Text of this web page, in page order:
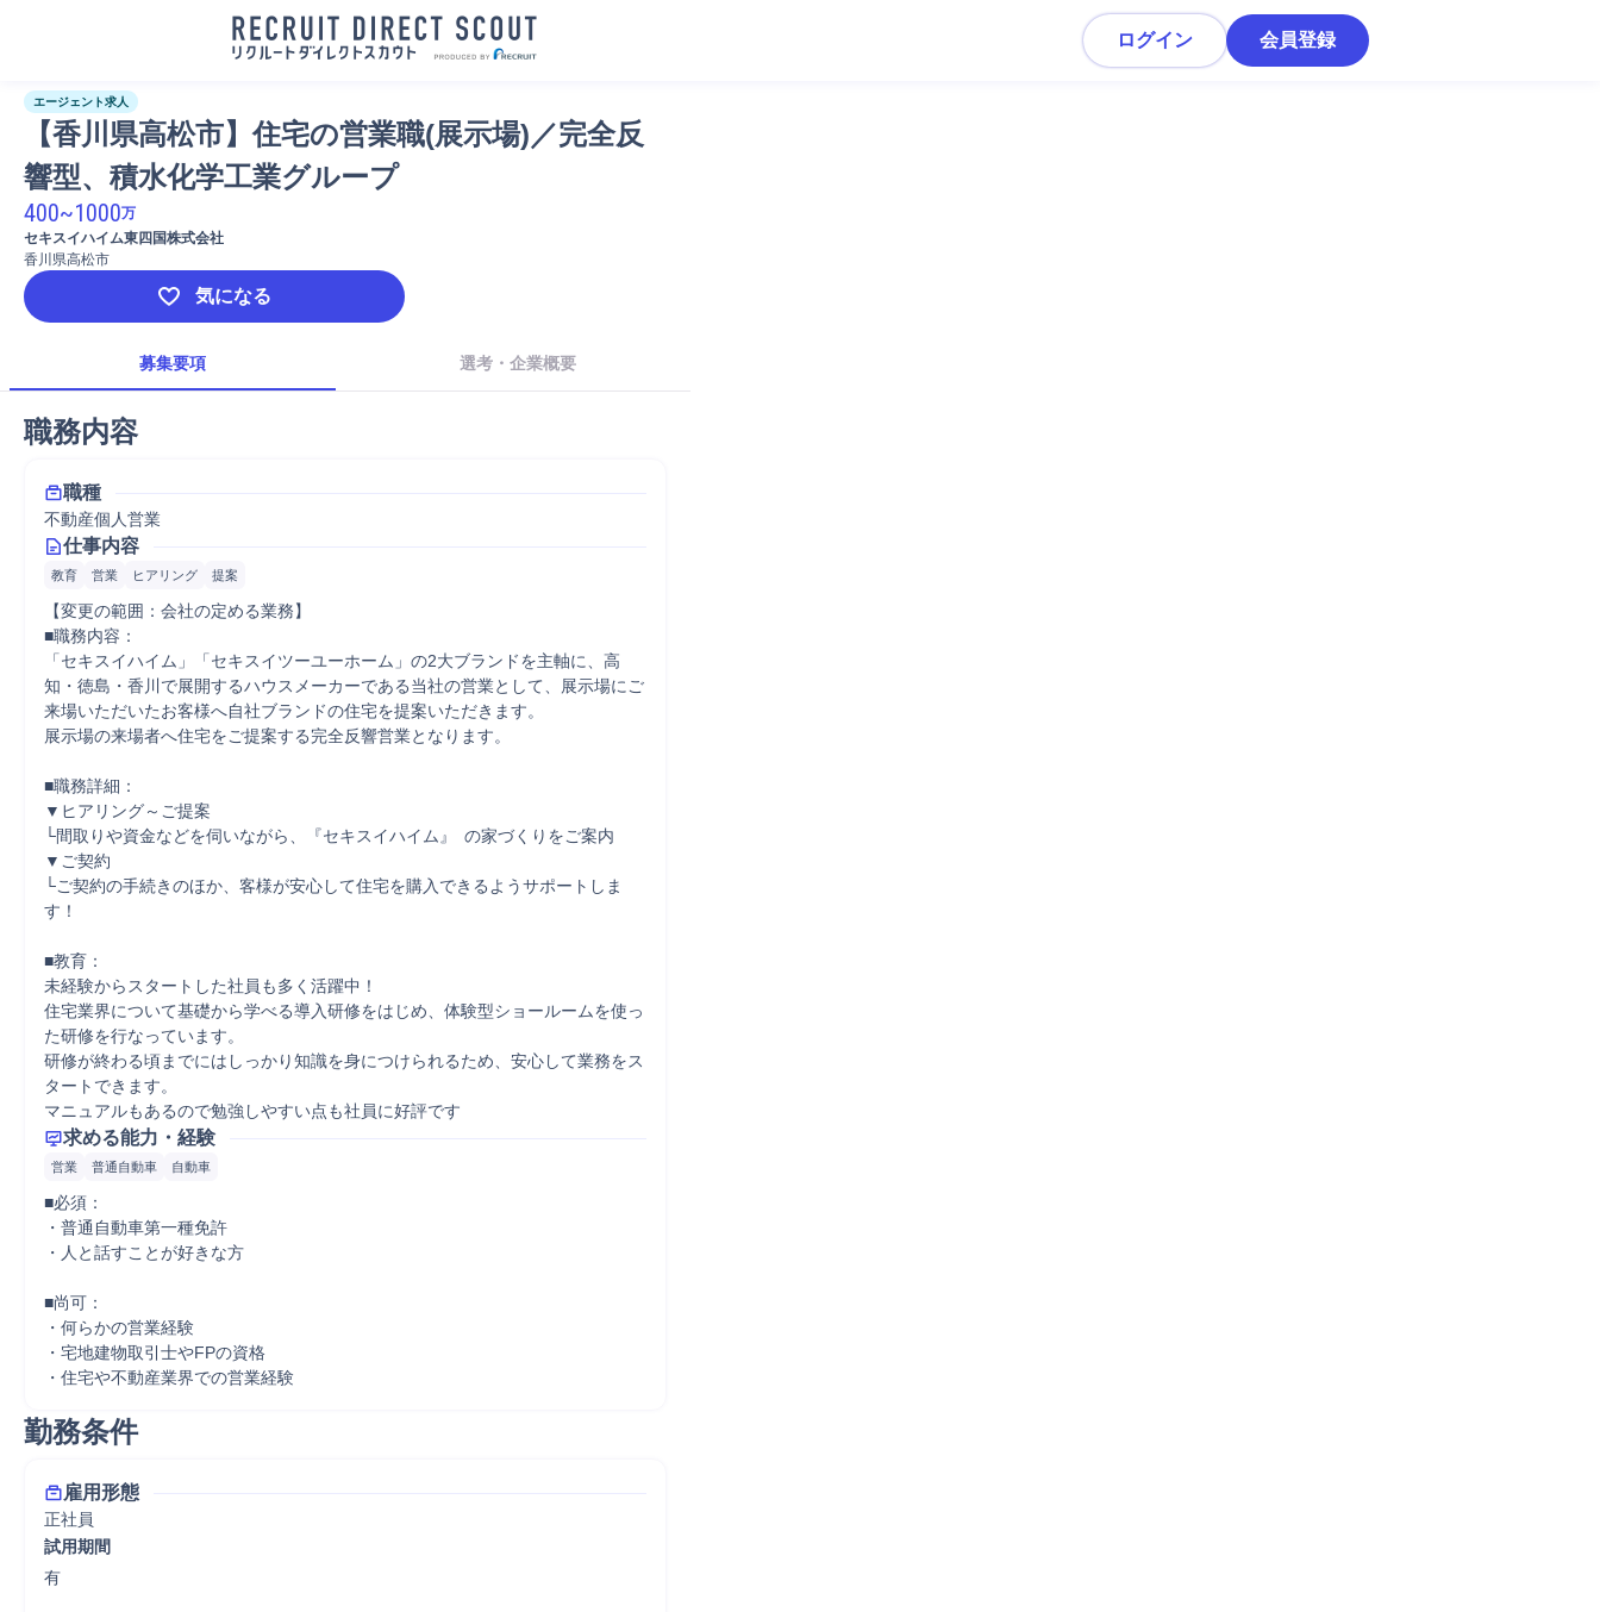
ログイン 会員登録
エージェント求人
【香川県高松市】住宅の営業職(展示場)／完全反
響型、積水化学工業グループ
400~1000万
セキスイハイム東四国株式会社
香川県高松市
気になる
募集要項 選考・企業概要
職務内容
職種
不動産個人営業
仕事内容
教育 営業 ヒアリング 提案
【変更の範囲：会社の定める業務】
■職務内容：
「セキスイハイム」「セキスイツーユーホーム」の2大ブランドを主軸に、高
知・徳島・香川で展開するハウスメーカーである当社の営業として、展示場にご
来場いただいたお客様へ自社ブランドの住宅を提案いただきます。
展示場の来場者へ住宅をご提案する完全反響営業となります。
■職務詳細：
▼ヒアリング～ご提案
└間取りや資金などを伺いながら、『セキスイハイム』 の家づくりをご案内
▼ご契約
└ご契約の手続きのほか、客様が安心して住宅を購入できるようサポートしま
す！
■教育：
未経験からスタートした社員も多く活躍中！
住宅業界について基礎から学べる導入研修をはじめ、体験型ショールームを使っ
た研修を行なっています。
研修が終わる頃までにはしっかり知識を身につけられるため、安心して業務をス
タートできます。
マニュアルもあるので勉強しやすい点も社員に好評です
求める能力・経験
営業 普通自動車 自動車
■必須：
・普通自動車第一種免許
・人と話すことが好きな方
■尚可：
・何らかの営業経験
・宅地建物取引士やFPの資格
・住宅や不動産業界での営業経験
勤務条件
雇用形態
正社員
試用期間
有